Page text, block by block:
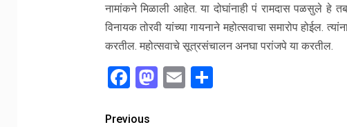
नामांकने मिळाली आहेत. या दोघांनाही पं रामदास पळसुले हे
विनायक तोरवी यांच्या गायनाने महोत्सवाचा समारोप होईल.
करतील. महोत्सवाचे सूत्रसंचालन अनघा परांजपे या करतील.
Facebook
Mastodon
Email
Previous